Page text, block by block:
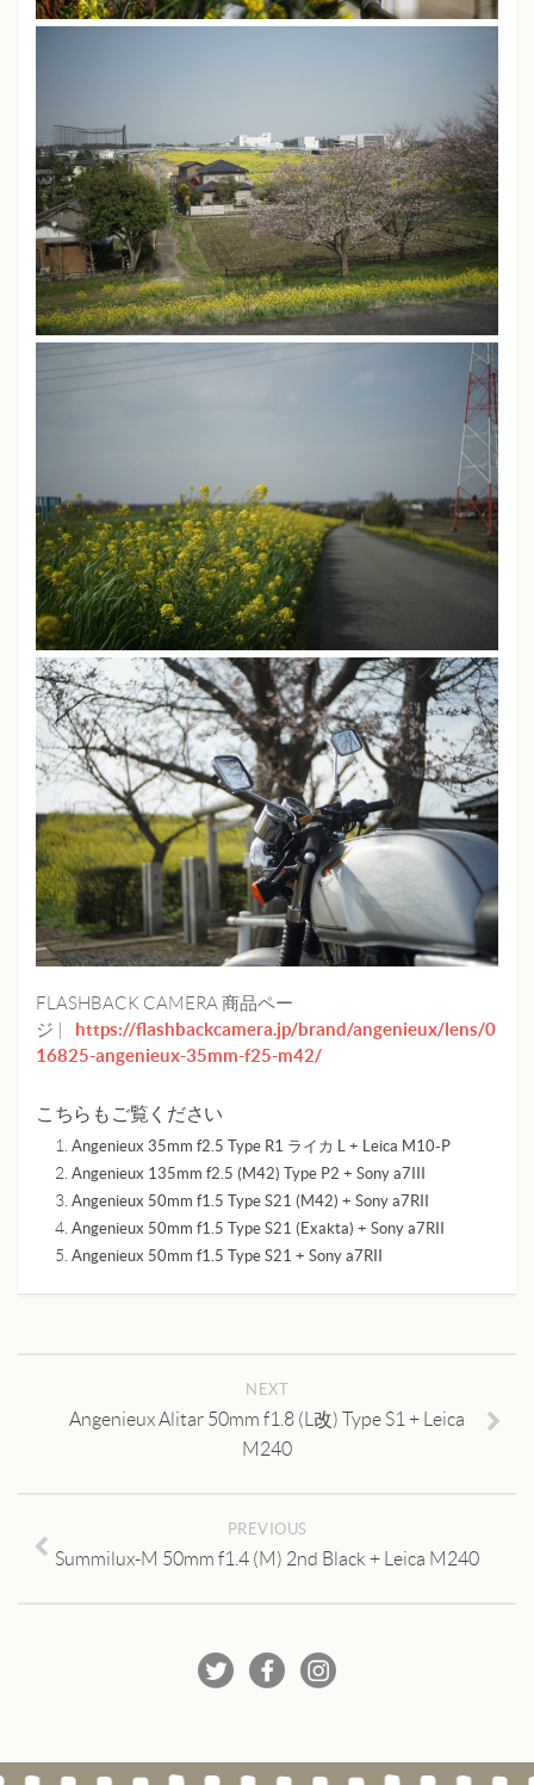
クリエイティブスタイル スタンダードモード
FLASHBACK CAMERA 商品ペー
ジ |
https://flashbackcamera.jp/brand/angenieux/lens/0
16825-angenieux-35mm-f25-m42/
こちらもご覧ください
Angenieux 35mm f2.5 Type R1 ライカ L + Leica M10-P
Angenieux 135mm f2.5 (M42) Type P2 + Sony a7III
Angenieux 50mm f1.5 Type S21 (M42) + Sony a7RII
Angenieux 50mm f1.5 Type S21 (Exakta) + Sony a7RII
Angenieux 50mm f1.5 Type S21 + Sony a7RII
NEXT
Angenieux Alitar 50mm f1.8 (L改) Type S1 + Leica
M240
PREVIOUS
Summilux-M 50mm f1.4 (M) 2nd Black + Leica M240